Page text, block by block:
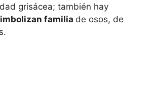
grisácea; también hay
familia de osos, de